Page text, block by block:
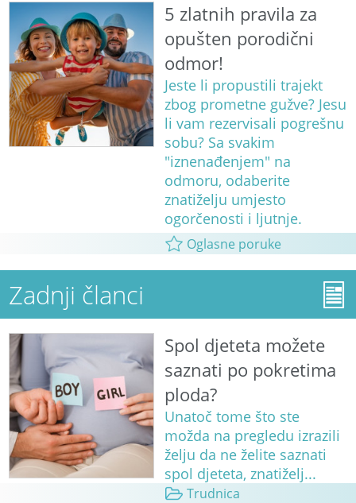
5 zlatnih pravila za
opušten porodični
odmor!
Jeste li propustili trajekt
zbog prometne gužve? Jesu
li vam rezervisali pogrešnu
sobu? Sa svakim
"iznenađenjem" na
odmoru, odaberite
znatiželju umjesto
ogorčenosti i ljutnje.
Oglasne poruke
Zadnji članci
Spol djeteta možete
saznati po pokretima
ploda?
Unatoč tome što ste
možda na pregledu izrazili
želju da ne želite saznati
spol djeteta, znatiželj...
Trudnica